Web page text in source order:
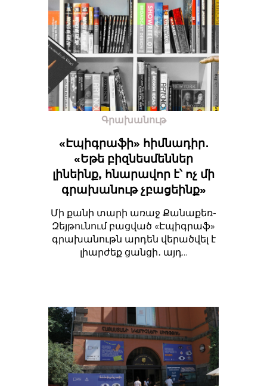
Գրախանութ
«Էպիգրաֆի» հիմնադիր․
«Եթե բիզնեսմեններ
լինեինք, հնարավոր է՝ ոչ մի
գրախանութ չբացեինք»
Մի քանի տարի առաջ Քանաքեռ-
Զեյթունում բացված «Էպիգրաֆ»
գրախանութն արդեն վերածվել է
լիարժեք ցանցի․ այդ...